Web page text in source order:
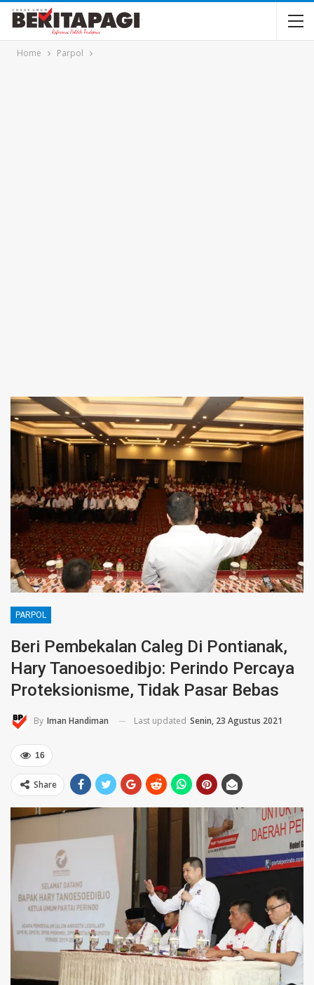
Home Parpol
PARPOL
Beri Pembekalan Caleg Di Pontianak,
Hary Tanoesoedibjo: Perindo Percaya
Proteksionisme, Tidak Pasar Bebas
By Iman Handiman Last updated Senin, 23 Agustus 2021
16
Share